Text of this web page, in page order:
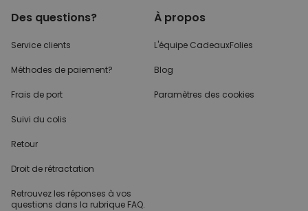
Des questions?
Service clients
Méthodes de paiement?
Frais de port
Suivi du colis
Retour
Droit de rétractation
Retrouvez les réponses à vos
questions dans la rubrique FAQ.
À propos
L'équipe CadeauxFolies
Blog
Paramètres des cookies